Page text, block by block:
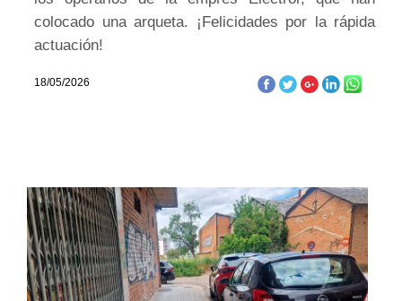
colocado una arqueta. ¡Felicidades por la rápida
actuación!
18/05/2026